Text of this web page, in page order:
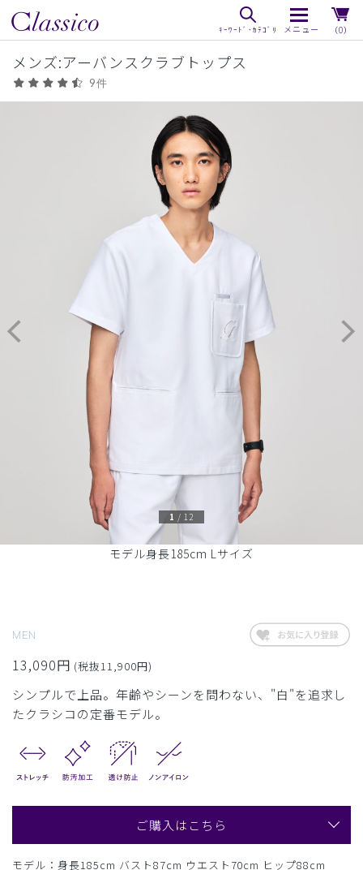
（0）
メンズ:アーバンスクラブトップス
9件
モデル身長185cm Lサイズ
1 / 12
MEN
13,090円 (税抜11,900円)
シンプルで上品。年齢やシーンを問わない、"白"を追求し
たクラシコの定番モデル。
ご購入はこちら
モデル：身長185cm バスト87cm ウエスト70cm ヒップ88cm